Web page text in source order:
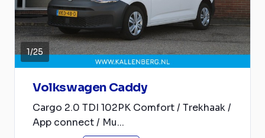
1/25
Volkswagen Caddy
Cargo 2.0 TDI 102PK Comfort / Trekhaak /
App connect / Mu...